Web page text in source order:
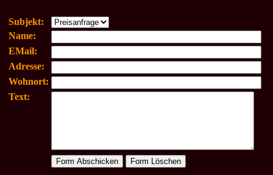
Subjekt:
Name:
EMail:
Adresse:
Wohnort:
Text: